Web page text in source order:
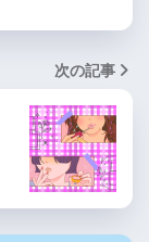
次の記事